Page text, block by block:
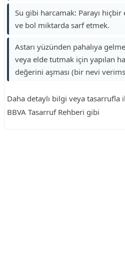
Su gibi harcamak: Parayı hiçbir
ve bol miktarda sarf etmek.
Astarı yüzünden pahalıya
veya elde tutmak için yapılan
değerini aşması (bir nevi
Daha detaylı bilgi veya
BBVA Tasarruf Rehberi gibi